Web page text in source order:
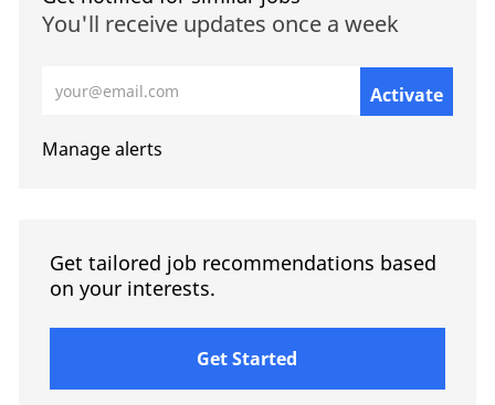
You'll receive updates once a week
Activate
Manage alerts
Get tailored job recommendations based
on your interests.
Get Started